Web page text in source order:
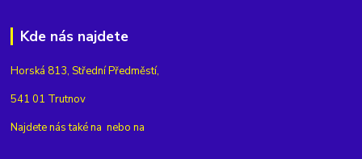
Kde nás najdete
Horská 813, Střední Předměstí,
541 01 Trutnov
Najdete nás také na nebo na